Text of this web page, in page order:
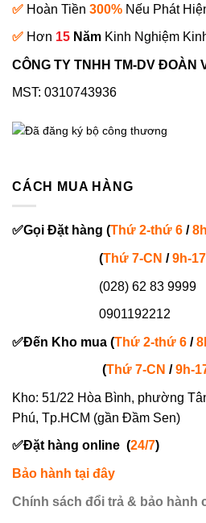
✅ Hoàn Tiền 300% Nếu Phát
✅ Hơn 15 Năm Kinh Nghiệm
CÔNG TY TNHH TM-DV ĐOÀN
MST: 0310743936
CÁCH MUA HÀNG
✅Gọi Đặt hàng (Thứ 2-thứ 6 /
(Thứ 7-CN /9h-
(028) 62 83 9999
0901192212
✅Đến Kho mua (Thứ 2-thứ 6 /
(Thứ 7-CN /9h-
Kho: 51/22 Hòa Bình, phường
Phú, Tp.HCM (gần Đầm Sen)
✅Đặt hàng online (24/7)
Bảo hành tại đây
Chính sách đổi trả & bảo hành